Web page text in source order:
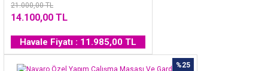
21.000,00 TL
14.100,00 TL
Havale Fiyatı : 11.985,00 TL
%25